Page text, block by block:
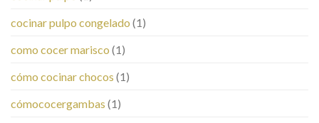
cocinar pulpo congelado (1)
como cocer marisco (1)
cómo cocinar chocos (1)
cómococergambas (1)